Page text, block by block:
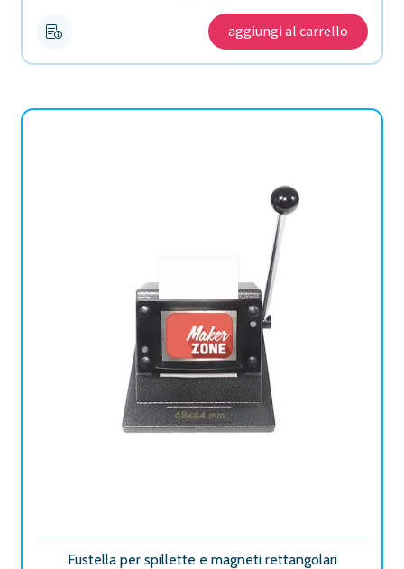
aggiungi al carrello
Fustella per spillette e magneti rettangolari